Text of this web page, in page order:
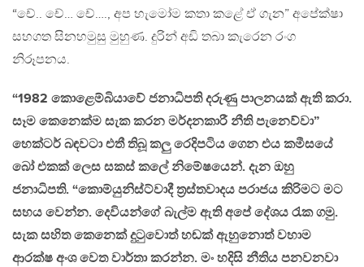
“චේ.. චේ… චේ…., අප හැමෝම කතා කළේ ඒ ගැන” අපේක්ෂා
සහගත සිනහමුසු මුහුණ. දුරින් අඩි තබා කැරෙන රංග
නිරූපනය.
“1982 කොළෙම්බියාවේ ජනාධිපති දරුණු පාලනයක් ඇති කරා.
සෑම කෙනෙක්ම සැක කරන මර්දනකාරී නීති පැනෙව්වා”
හෙක්ටර් බඳවටා එතී තිබූ කලු රෙදිපටිය ගෙන එය කමීසයේ
බෝ එකක් ලෙස සකස් කලේ නිමේෂයෙන්. දැන ඔහු
ජනාධිපති. “කොම්යුනිස්ට්වාදී ත්‍රස්තවාදය පරාජය කිරිමට මට
සහය වෙන්න. දෙවියන්ගේ බැල්ම ඇති අපේ දේශය රැක ගමු.
සැක සහිත කෙනෙක් දුටුවොත් හඬක් ඇහුනොත් වහාම
ආරක්ෂ අංශ වෙත වාර්තා කරන්න. මං හදිසි නීතිය පනවනවා